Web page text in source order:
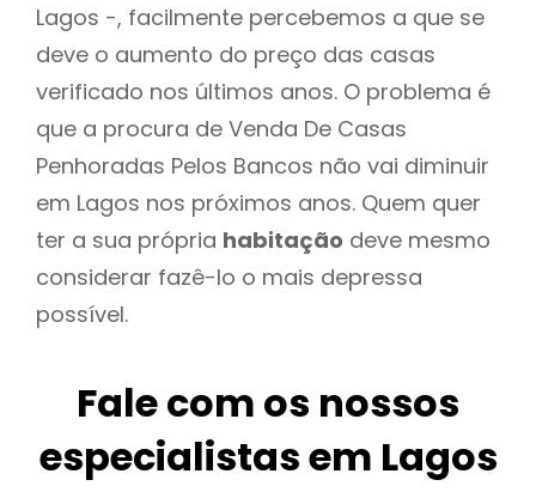
Lagos -, facilmente percebemos a que se
deve o aumento do preço das casas
verificado nos últimos anos. O problema é
que a procura de Venda De Casas
Penhoradas Pelos Bancos não vai diminuir
em Lagos nos próximos anos. Quem quer
ter a sua própria habitação deve mesmo
considerar fazê-lo o mais depressa
possível.
Fale com os nossos
especialistas em Lagos